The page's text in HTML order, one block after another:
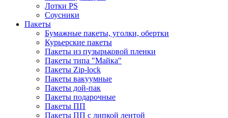
Лотки PS
Соусники
Пакеты
Бумажные пакеты, уголки, обертки
Курьерские пакеты
Пакеты из пузырьковой пленки
Пакеты типа "Майка"
Пакеты Zip-lock
Пакеты вакуумные
Пакеты дой-пак
Пакеты подарочные
Пакеты ПП
Пакеты ПП с липкой лентой